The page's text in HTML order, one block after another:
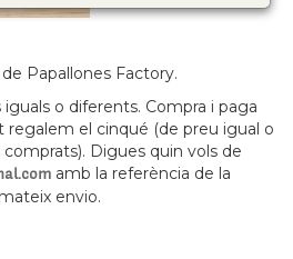
Papallones Factory.
iguals o diferents. Compra i paga
regalem el cinqué (de preu igual o
Digues quin vols de
amb la referència de la
envio.